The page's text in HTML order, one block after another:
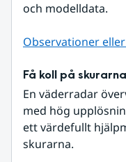
och modelldata.
Observationer
Få koll på skurarna
En väderradar
med hög
ett värdefullt
skurarna.